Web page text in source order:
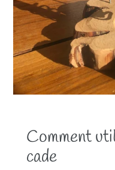
Comment
cade